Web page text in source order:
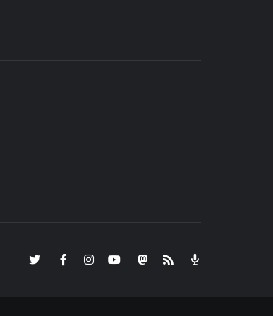
TwitterFacebookInstagramYoutubeMastodon.eus
RSS Podcast